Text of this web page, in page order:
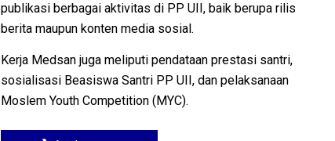
publikasi berbagai aktivitas di PP UII, baik berupa rilis
berita maupun konten media sosial.
Kerja Medsan juga meliputi pendataan prestasi santri,
sosialisasi Beasiswa Santri PP UII, dan pelaksanaan
Moslem Youth Competition (MYC).